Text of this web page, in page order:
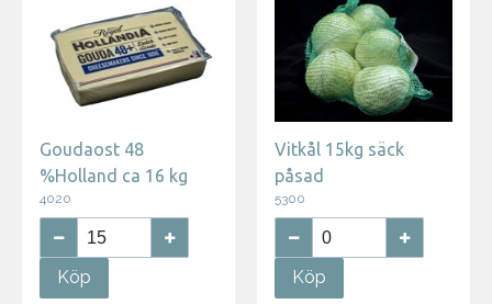
Goudaost 48
%Holland ca 16 kg
4020
Köp
Vitkål 15kg säck
påsad
5300
Köp